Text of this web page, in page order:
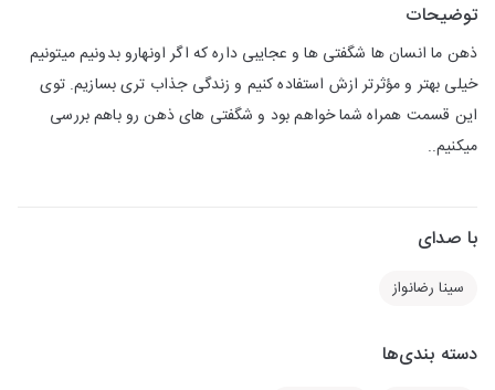
توضیحات
ذهن ما انسان ها شگفتی ها و عجایبی داره که اگر اونهارو بدونیم میتونیم
خیلی بهتر و مؤثرتر ازش استفاده کنیم و زندگی جذاب تری بسازیم. توی
این قسمت همراه شما خواهم بود و شگفتی های ذهن رو باهم بررسی
میکنیم..
با صدای
سینا رضانواز
دسته بندی‌ها